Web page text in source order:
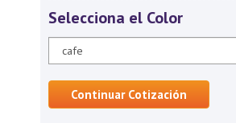
Selecciona el Color
Continuar Cotización